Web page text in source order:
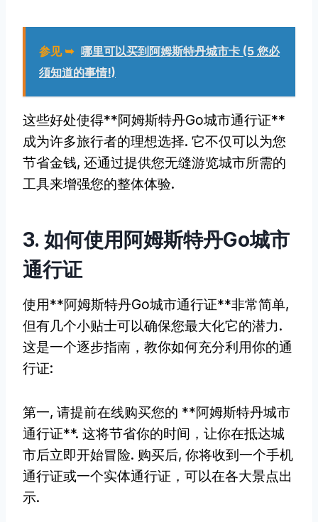
参见 ➥ 哪里可以买到阿姆斯特丹城市卡 (5 您必
须知道的事情!)
这些好处使得**阿姆斯特丹Go城市通行证**
成为许多旅行者的理想选择. 它不仅可以为您
节省金钱, 还通过提供您无缝游览城市所需的
工具来增强您的整体体验.
3. 如何使用阿姆斯特丹Go城市
通行证
使用**阿姆斯特丹Go城市通行证**非常简单,
但有几个小贴士可以确保您最大化它的潜力.
这是一个逐步指南，教你如何充分利用你的通
行证:
第一, 请提前在线购买您的 **阿姆斯特丹城市
通行证**. 这将节省你的时间，让你在抵达城
市后立即开始冒险. 购买后, 你将收到一个手机
通行证或一个实体通行证，可以在各大景点出
示.